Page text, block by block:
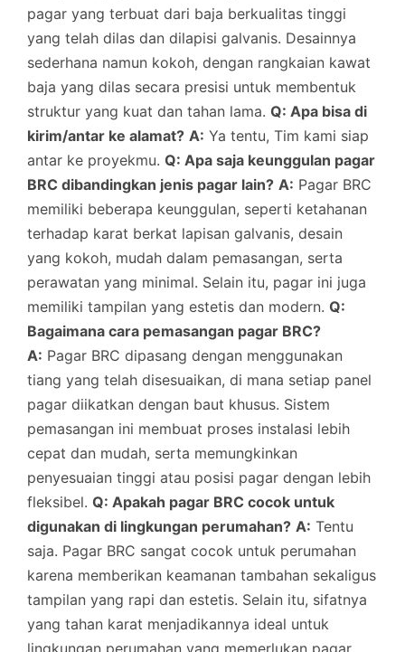
pagar yang terbuat dari baja berkualitas tinggi
yang telah dilas dan dilapisi galvanis. Desainnya
sederhana namun kokoh, dengan rangkaian kawat
baja yang dilas secara presisi untuk membentuk
struktur yang kuat dan tahan lama. Q: Apa bisa di
kirim/antar ke alamat? A: Ya tentu, Tim kami siap
antar ke proyekmu. Q: Apa saja keunggulan pagar
BRC dibandingkan jenis pagar lain? A: Pagar BRC
memiliki beberapa keunggulan, seperti ketahanan
terhadap karat berkat lapisan galvanis, desain
yang kokoh, mudah dalam pemasangan, serta
perawatan yang minimal. Selain itu, pagar ini juga
memiliki tampilan yang estetis dan modern. Q:
Bagaimana cara pemasangan pagar BRC?
A: Pagar BRC dipasang dengan menggunakan
tiang yang telah disesuaikan, di mana setiap panel
pagar diikatkan dengan baut khusus. Sistem
pemasangan ini membuat proses instalasi lebih
cepat dan mudah, serta memungkinkan
penyesuaian tinggi atau posisi pagar dengan lebih
fleksibel. Q: Apakah pagar BRC cocok untuk
digunakan di lingkungan perumahan? A: Tentu
saja. Pagar BRC sangat cocok untuk perumahan
karena memberikan keamanan tambahan sekaligus
tampilan yang rapi dan estetis. Selain itu, sifatnya
yang tahan karat menjadikannya ideal untuk